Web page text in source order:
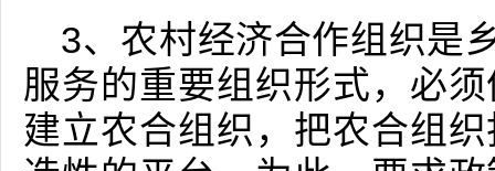
3、农村经济合作组织是
服务的重要组织形式，必
建立农合组织，把农合组